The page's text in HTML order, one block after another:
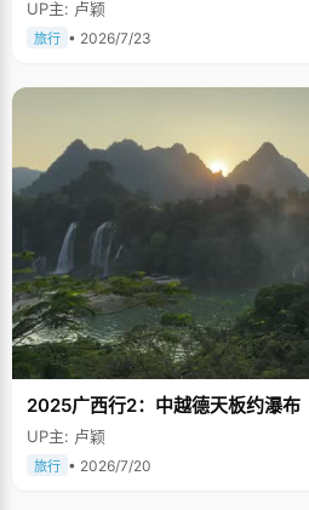
UP主: 卢颖
旅行 • 2026/7/23
2025广西行2：中越德天板约瀑布
UP主: 卢颖
旅行 • 2026/7/20